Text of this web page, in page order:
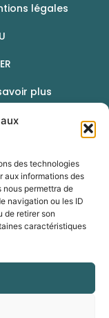
des technologies
aux informations des
permettra de
navigation ou les ID
de retirer son
caractéristiques
légales
plus
du Rhône